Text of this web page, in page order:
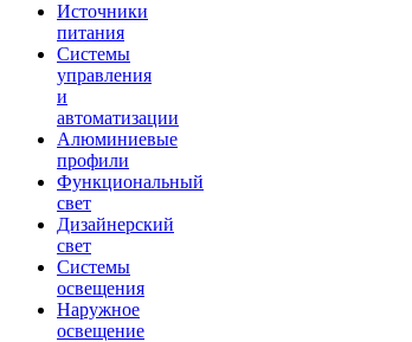
Источники
питания
Системы
управления
и
автоматизации
Алюминиевые
профили
Функциональный
свет
Дизайнерский
свет
Системы
освещения
Наружное
освещение